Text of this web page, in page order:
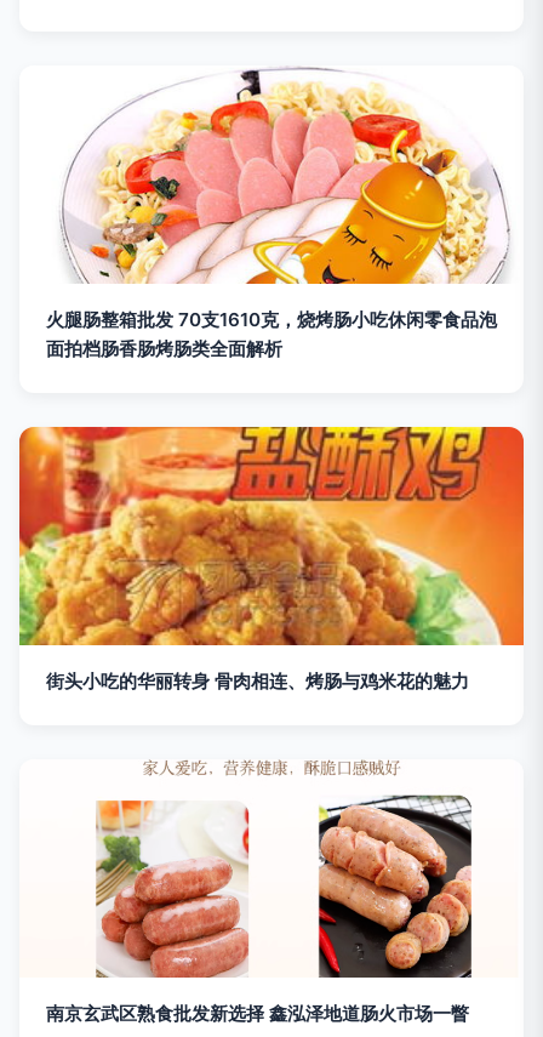
火腿肠整箱批发 70支1610克，烧烤肠小吃休闲零食品泡
面拍档肠香肠烤肠类全面解析
街头小吃的华丽转身 骨肉相连、烤肠与鸡米花的魅力
南京玄武区熟食批发新选择 鑫泓泽地道肠火市场一瞥